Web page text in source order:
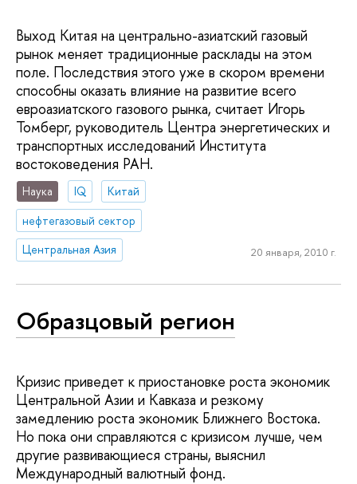
Выход Китая на центрально-азиатский газовый
рынок меняет традиционные расклады на этом
поле. Последствия этого уже в скором времени
способны оказать влияние на развитие всего
евроазиатского газового рынка, считает Игорь
Томберг, руководитель Центра энергетических и
транспортных исследований Института
востоковедения РАН.
Наука IQ
Китай
нефтегазовый сектор
Центральная Азия
20 января, 2010 г.
Образцовый регион
Кризис приведет к приостановке роста экономик
Центральной Азии и Кавказа и резкому
замедлению роста экономик Ближнего Востока.
Но пока они справляются с кризисом лучше, чем
другие развивающиеся страны, выяснил
Международный валютный фонд.